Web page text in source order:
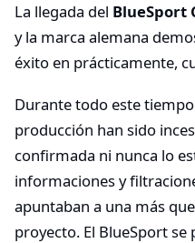
La llegada del BlueSport
y la marca alemana
éxito en prácticamente,
Durante todo este
producción han sido
confirmada ni nunca lo
informaciones y
apuntaban a una más
proyecto. El BlueSport